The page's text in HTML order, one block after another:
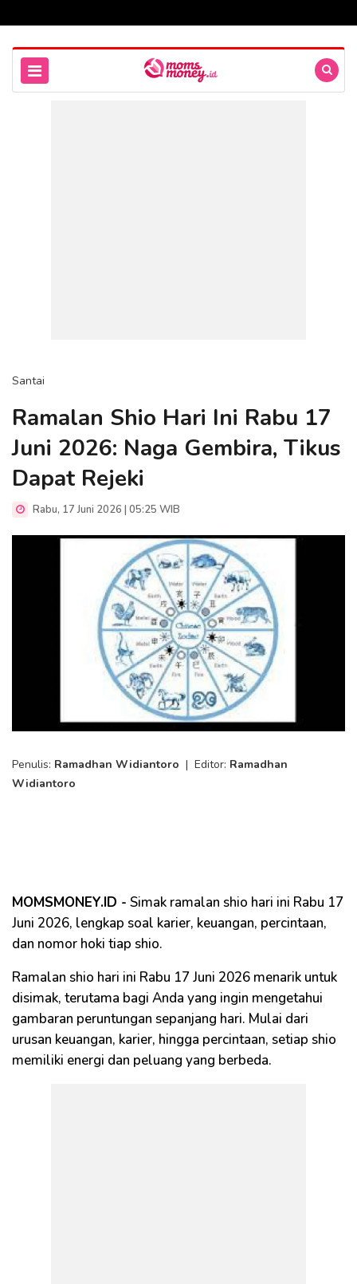
Santai
Ramalan Shio Hari Ini Rabu 17
Juni 2026: Naga Gembira, Tikus
Dapat Rejeki
Rabu, 17 Juni 2026 | 05:25 WIB
Penulis: Ramadhan Widiantoro | Editor: Ramadhan
Widiantoro
MOMSMONEY.ID - Simak ramalan shio hari ini Rabu 17
Juni 2026, lengkap soal karier, keuangan, percintaan,
dan nomor hoki tiap shio.
Ramalan shio hari ini Rabu 17 Juni 2026 menarik untuk
disimak, terutama bagi Anda yang ingin mengetahui
gambaran peruntungan sepanjang hari. Mulai dari
urusan keuangan, karier, hingga percintaan, setiap shio
memiliki energi dan peluang yang berbeda.